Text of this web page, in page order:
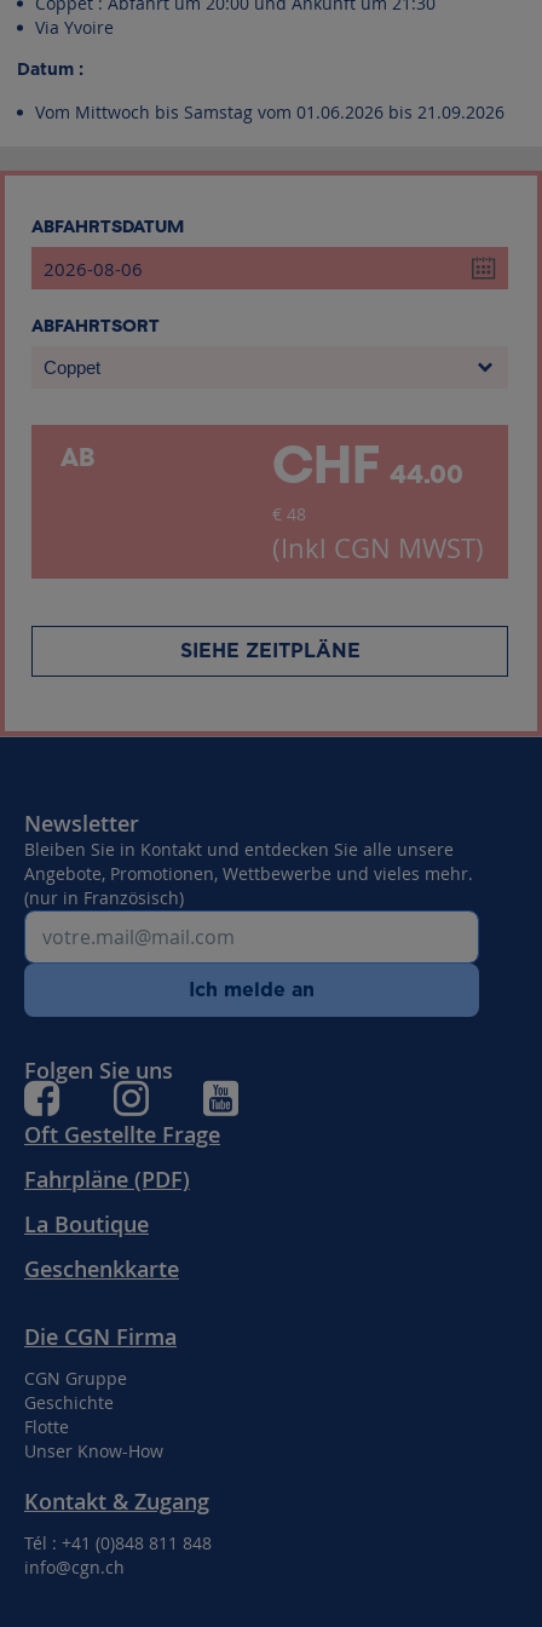
Via Yvoire
Datum :
Vom Mittwoch bis Samstag vom 01.06.2026 bis 21.09.2026
ABFAHRTSORT
Coppet
ABFAHRTSDATUM
AB CHF 44.00
€ 48
(Inkl CGN MWST)
SIEHE ZEITPLÄNE
Oft Gestellte Frage
Fahrpläne (PDF)
La Boutique
Geschenkkarte
Die CGN Firma
CGN Gruppe
Geschichte
Flotte
Unser Know-How
Kontakt & Zugang
Tél : +41 (0)848 811 848
info@cgn.ch
Newsletter
Bleiben Sie in Kontakt und entdecken Sie alle unsere
Angebote, Promotionen, Wettbewerbe und vieles mehr.
(nur in Französisch)
Ich melde an
Folgen Sie uns